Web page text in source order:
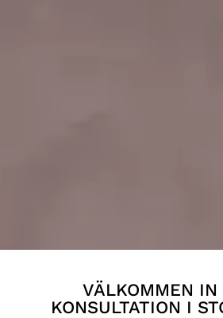
VÄLKOMMEN IN
KONSULTATION I